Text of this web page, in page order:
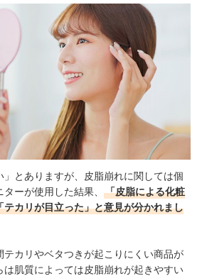
」とありますが、皮脂崩れに関しては個
ーが使用した結果、
「皮脂による化粧
カリが目立った」と意見が分かれまし
テカリやベタつきが起こりにくい商品が
肌質によっては皮脂崩れが起きやすい